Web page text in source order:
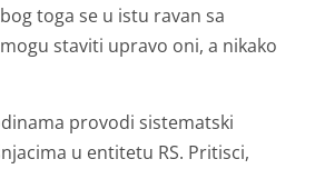
toga se u istu ravan sa
staviti upravo oni, a nikako
provodi sistematski
u entitetu RS. Pritisci,